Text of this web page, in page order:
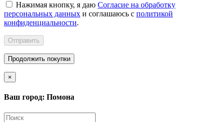
Нажимая кнопку, я даю Согласие на обработку
персональных данных и соглашаюсь с политикой
конфиденциальности.
Отправить
Продолжить покупки
×
Ваш город: Помона